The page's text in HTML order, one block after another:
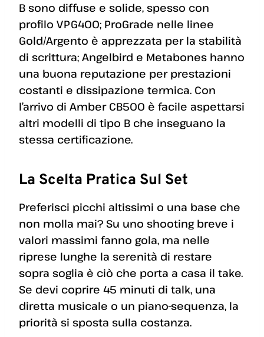
B sono diffuse e solide, spesso con
profilo VPG400; ProGrade nelle linee
Gold/Argento è apprezzata per la stabilità
di scrittura; Angelbird e Metabones hanno
una buona reputazione per prestazioni
costanti e dissipazione termica. Con
l’arrivo di Amber CB500 è facile aspettarsi
altri modelli di tipo B che inseguano la
stessa certificazione.
La Scelta Pratica Sul Set
Preferisci picchi altissimi o una base che
non molla mai? Su uno shooting breve i
valori massimi fanno gola, ma nelle
riprese lunghe la serenità di restare
sopra soglia è ciò che porta a casa il take.
Se devi coprire 45 minuti di talk, una
diretta musicale o un piano-sequenza, la
priorità si sposta sulla costanza.